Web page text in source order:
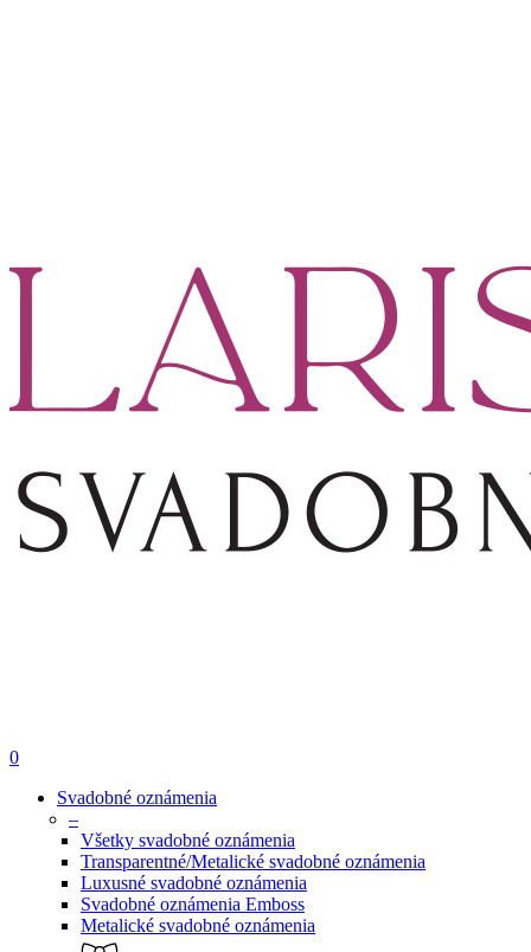
0
Svadobné oznámenia
–
Všetky svadobné oznámenia
Transparentné/Metalické svadobné oznámenia
Luxusné svadobné oznámenia
Svadobné oznámenia Emboss
Metalické svadobné oznámenia